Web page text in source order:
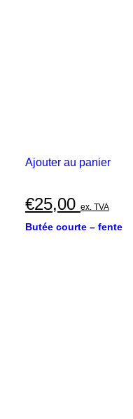
Ajouter au panier
€25,00 ex. TVA
Butée courte – fente